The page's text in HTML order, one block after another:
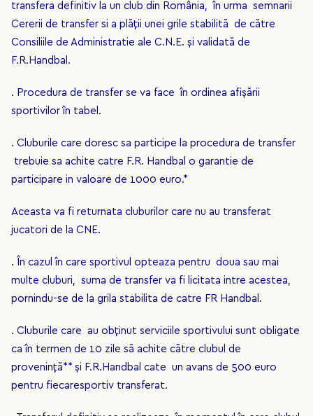
transfera definitiv la un club din România, în urma semnarii
Cererii de transfer si a plăţii unei grile stabilită de către
Consiliile de Administratie ale C.N.E. şi validată de
F.R.Handbal.
. Procedura de transfer se va face în ordinea afişării
sportivilor în tabel.
. Cluburile care doresc sa participe la procedura de transfer
trebuie sa achite catre F.R. Handbal o garantie de
participare in valoare de 1000 euro.*
Aceasta va fi returnata cluburilor care nu au transferat
jucatori de la CNE.
. În cazul în care sportivul opteaza pentru doua sau mai
multe cluburi, suma de transfer va fi licitata intre acestea,
pornindu-se de la grila stabilita de catre FR Handbal.
. Cluburile care au obţinut serviciile sportivului sunt obligate
ca în termen de 10 zile să achite către clubul de
proveninţă** şi F.R.Handbal cate un avans de 500 euro
pentru fiecaresportiv transferat.